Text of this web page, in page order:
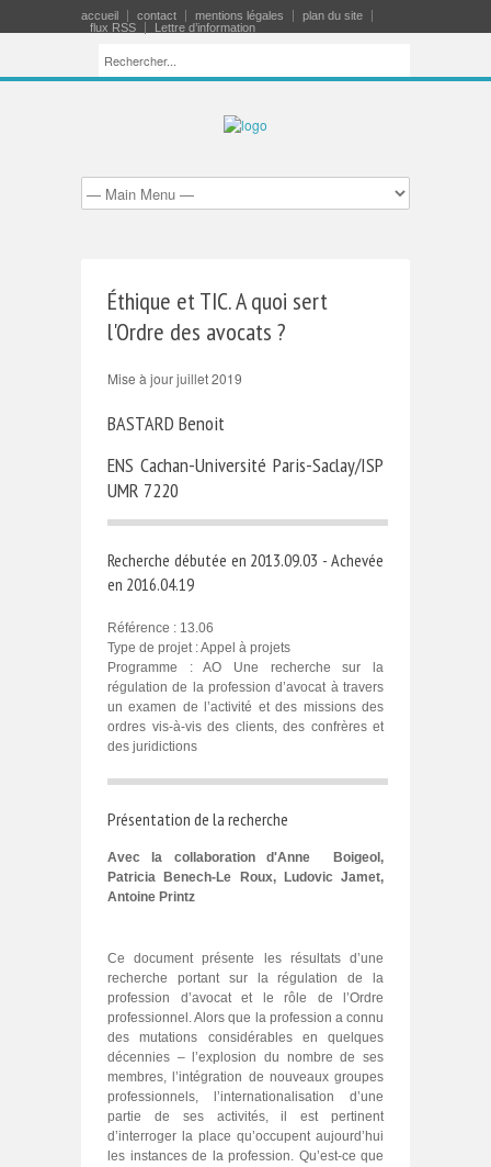
accueil contact mentions légales
plan du site
flux RSS
Lettre d’information
Éthique et TIC. A quoi sert
l'Ordre des avocats ?
Mise à jour juillet 2019
BASTARD Benoit
ENS Cachan-Université Paris-Saclay/ISP
UMR 7220
Recherche débutée en 2013.09.03 - Achevée
en 2016.04.19
Référence : 13.06
Type de projet : Appel à projets
Programme : AO Une recherche sur la
régulation de la profession d’avocat à travers
un examen de l’activité et des missions des
ordres vis-à-vis des clients, des confrères et
des juridictions
Présentation de la recherche
Avec la collaboration d'Anne Boigeol,
Patricia Benech-Le Roux, Ludovic Jamet,
Antoine Printz
Ce document présente les résultats d’une
recherche portant sur la régulation de la
profession d’avocat et le rôle de l’Ordre
professionnel. Alors que la profession a connu
des mutations considérables en quelques
décennies – l’explosion du nombre de ses
membres, l’intégration de nouveaux groupes
professionnels, l’internationalisation d’une
partie de ses activités, il est pertinent
d’interroger la place qu’occupent aujourd’hui
les instances de la profession. Qu’est-ce que